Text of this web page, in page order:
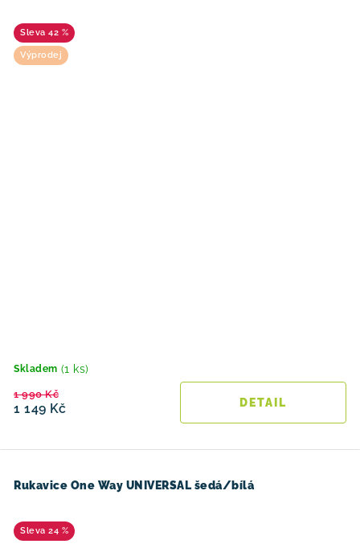
42 %
Výprodej
Skladem (1 ks)
1 149 Kč
1 990 Kč
Rukavice One Way UNIVERSAL šedá/bílá
24 %